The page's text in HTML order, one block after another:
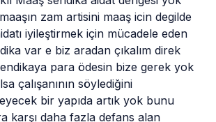
zam artisini maaş icin degilde
iyileştirmek için mücadele eden
var e biz aradan çıkalım direk
para ödesin bize gerek yok
çalışanının söylediğini
bir yapıda artık yok bunu
karşı daha fazla defans alan